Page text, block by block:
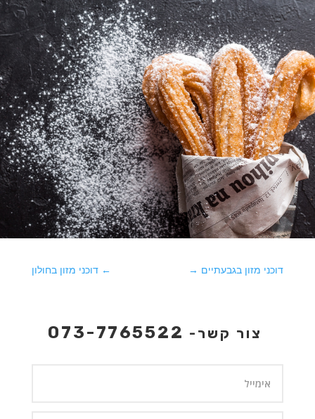
←דוכני מזון בחולון דוכני מזון בגבעתיים →
צור קשר- 073-7765522